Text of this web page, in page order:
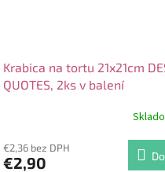
Krabica na tortu 21x21cm
QUOTES, 2ks v balení
€2,36 bez DPH
€2,90